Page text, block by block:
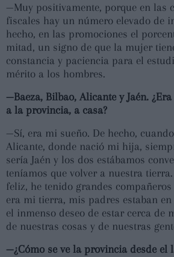
—Muy positivamente, porque en las
fiscales hay un número elevado de
hecho, en las promociones el
mitad, un signo de que la mujer
constancia y paciencia para el
mérito a los hombres.
—Baeza, Bilbao, Alicante y Jaén.
a la provincia, a casa?
—Sí, era mi sueño. De hecho,
Alicante, donde nació mi hija,
sería Jaén y los dos estábamos
teníamos que volver a nuestra
feliz, he tenido grandes
era mi tierra, mis padres estaban
el inmenso deseo de estar cerca
de nuestras cosas y de nuestras
—¿Cómo se ve la provincia desde el